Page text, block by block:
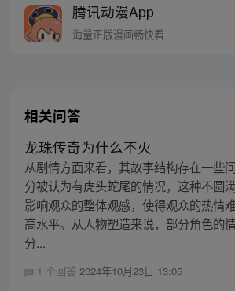
腾讯动漫App
海量正版漫画畅快看
相关问答
龙珠传奇为什么不火
从剧情方面来看，其故事结构存在一些
分被认为有虎头蛇尾的情况，这种不圆
影响观众的整体观感，使得观众的热情
高水平。从人物塑造来说，部分角色的
分...
1 个回答 2024年10月23日 13:05